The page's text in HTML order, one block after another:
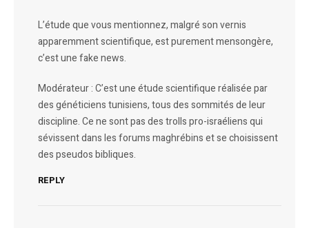
L’étude que vous mentionnez, malgré son vernis
apparemment scientifique, est purement mensongère,
c’est une fake news.
Modérateur : C’est une étude scientifique réalisée par
des généticiens tunisiens, tous des sommités de leur
discipline. Ce ne sont pas des trolls pro-israéliens qui
sévissent dans les forums maghrébins et se choisissent
des pseudos bibliques.
REPLY